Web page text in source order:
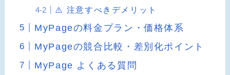
⚠️ 注意すべきデメリット
MyPageの料金プラン・価格体系
MyPageの競合比較・差別化ポイント
MyPage よくある質問